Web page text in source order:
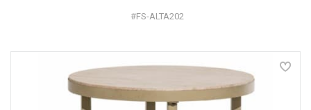
#FS-ALTA202